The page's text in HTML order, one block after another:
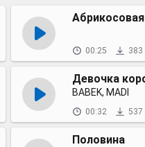
00:25 383
Девочка
BABEK, MADI
00:32 537
Половина